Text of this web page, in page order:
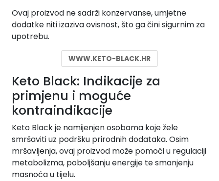
Ovaj proizvod ne sadrži konzervanse, umjetne
dodatke niti izaziva ovisnost, što ga čini sigurnim za
upotrebu.
WWW.KETO-BLACK.HR
Keto Black: Indikacije za
primjenu i moguće
kontraindikacije
Keto Black je namijenjen osobama koje žele
smršaviti uz podršku prirodnih dodataka. Osim
mršavljenja, ovaj proizvod može pomoći u regulaciji
metabolizma, poboljšanju energije te smanjenju
masnoća u tijelu.